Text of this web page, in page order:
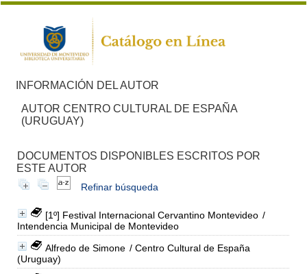
INFORMACIÓN DEL AUTOR
AUTOR CENTRO CULTURAL DE ESPAÑA
(URUGUAY)
DOCUMENTOS DISPONIBLES ESCRITOS POR
ESTE AUTOR
Refinar búsqueda
[1º] Festival Internacional Cervantino Montevideo /
Intendencia Municipal de Montevideo
Alfredo de Simone / Centro Cultural de España
(Uruguay)